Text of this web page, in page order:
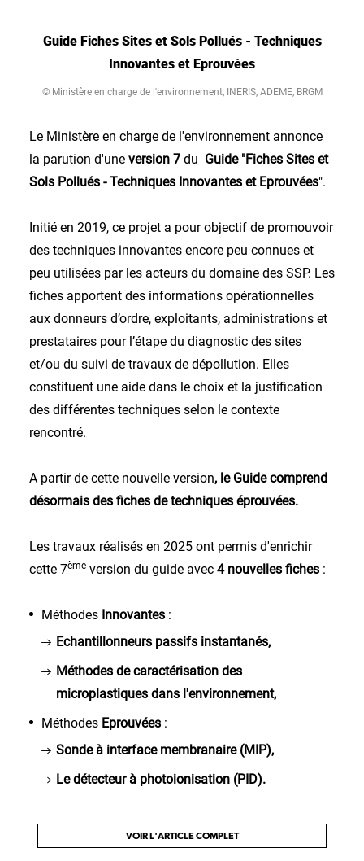
Guide Fiches Sites et Sols Pollués - Techniques
Innovantes et Eprouvées
© Ministère en charge de l'environnement, INERIS, ADEME, BRGM
Le Ministère en charge de l'environnement annonce
la parution d'une version 7 du Guide "Fiches Sites et
Sols Pollués - Techniques Innovantes et Eprouvées".
Initié en 2019, ce projet a pour objectif de promouvoir
des techniques innovantes encore peu connues et
peu utilisées par les acteurs du domaine des SSP. Les
fiches apportent des informations opérationnelles
aux donneurs d’ordre, exploitants, administrations et
prestataires pour l’étape du diagnostic des sites
et/ou du suivi de travaux de dépollution. Elles
constituent une aide dans le choix et la justification
des différentes techniques selon le contexte
rencontré.
A partir de cette nouvelle version, le Guide comprend
désormais des fiches de techniques éprouvées.
Les travaux réalisés en 2025 ont permis d'enrichir
cette 7ème version du guide avec 4 nouvelles fiches :
Méthodes Innovantes :
Echantillonneurs passifs instantanés,
Méthodes de caractérisation des
microplastiques dans l'environnement,
Méthodes Eprouvées :
Sonde à interface membranaire (MIP),
Le détecteur à photoionisation (PID).
VOIR L'ARTICLE COMPLET